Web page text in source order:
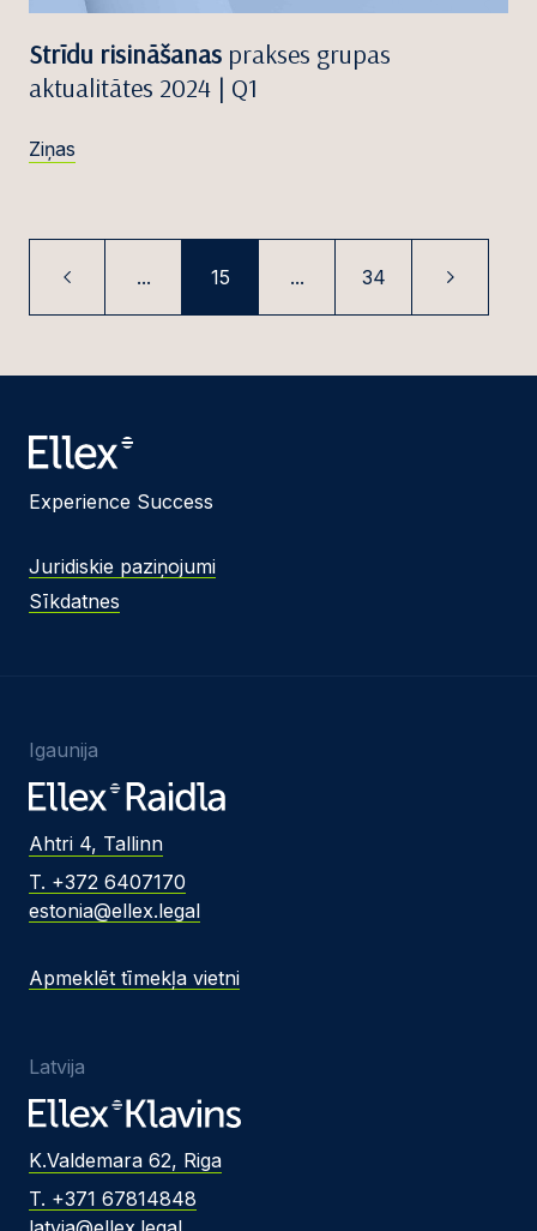
Strīdu risināšanas prakses grupas
aktualitātes 2024 | Q1
Ziņas
... 15 ... 34
Experience Success
Juridiskie paziņojumi
Sīkdatnes
Igaunija
Ahtri 4, Tallinn
T. +372 6407170
estonia@ellex.legal
Apmeklēt tīmekļa vietni
Latvija
K.Valdemara 62, Riga
T. +371 67814848